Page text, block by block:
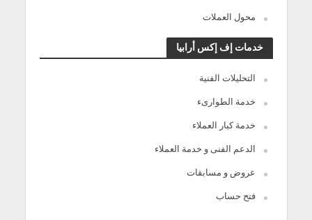
محول العملات
خدمات إف إكس أرابيا
التحليلات الفنية
خدمة الطوارىء
خدمة كبار العملاء
الدعم الفنى و خدمة العملاء
عروض و مسابقات
فتح حساب